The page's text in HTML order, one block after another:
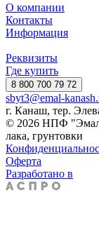
О компании
Контакты
Информация
Реквизиты
Где купить
8 800 700 79 72
sbyt3@emal-
г. Канаш, тер.
© 2026 НПФ
лака, грунтовки
Оферта
Разработано в